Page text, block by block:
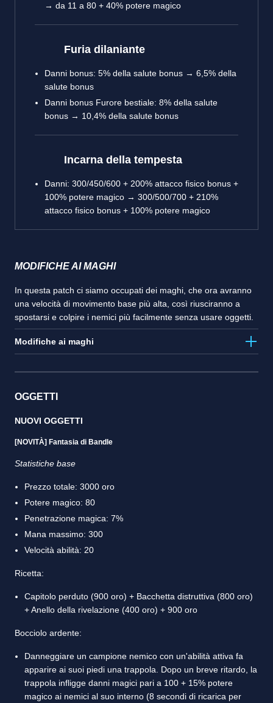
→ da 11 a 80 + 40% potere magico
Furia dilaniante
Danni bonus: 5% della salute bonus → 6,5% della
salute bonus
Danni bonus Furore bestiale: 8% della salute
bonus → 10,4% della salute bonus
Incarna della tempesta
Danni: 300/450/600 + 200% attacco fisico bonus +
100% potere magico → 300/500/700 + 210%
attacco fisico bonus + 100% potere magico
MODIFICHE AI MAGHI
In questa patch ci siamo occupati dei maghi, che ora avranno
una velocità di movimento base più alta, così riusciranno a
spostarsi e colpire i nemici più facilmente senza usare oggetti.
Modifiche ai maghi
OGGETTI
NUOVI OGGETTI
[NOVITÀ] Fantasia di Bandle
Statistiche base
Prezzo totale: 3000 oro
Potere magico: 80
Penetrazione magica: 7%
Mana massimo: 300
Velocità abilità: 20
Ricetta:
Capitolo perduto (900 oro) + Bacchetta distruttiva (800 oro)
+ Anello della rivelazione (400 oro) + 900 oro
Bocciolo ardente:
Danneggiare un campione nemico con un'abilità attiva fa
apparire ai suoi piedi una trappola. Dopo un breve ritardo, la
trappola infligge danni magici pari a 100 + 15% potere
magico ai nemici al suo interno (8 secondi di ricarica per